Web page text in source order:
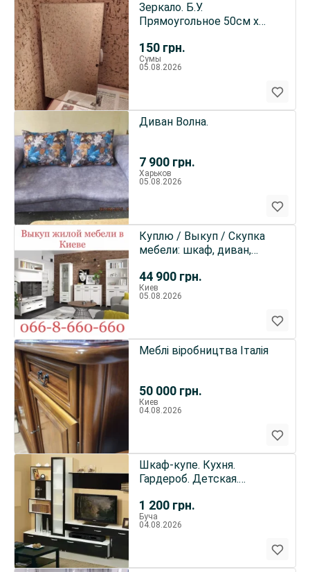
150 грн.
Зеркало. Б.У.
Прямоугольное 50см х
Сумы
05.08.2026
7 900 грн.
Диван Волна.
Харьков
05.08.2026
44 900 грн.
Куплю / Выкуп / Скупка
мебели: шкаф, диван,
Киев
05.08.2026
50 000 грн.
Меблі віробництва Італія
Киев
04.08.2026
1 200 грн.
Шкаф-купе. Кухня.
Гардероб. Детская.
Буча
04.08.2026